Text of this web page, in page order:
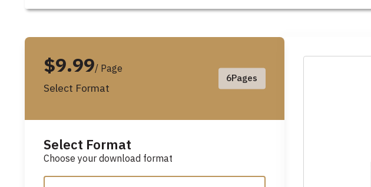
$9.99/ Page
Select Format
6Pages
Select Format
Choose your download format